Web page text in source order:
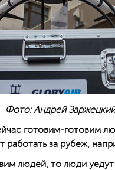
Фото: Андрей Заржецкий
готовим-готовим
работать за рубеж,
людей, то люди